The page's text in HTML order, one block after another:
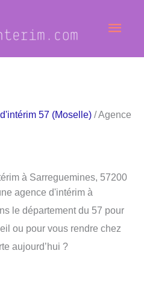
57 (Moselle) / Agence
à Sarreguemines, 57200
agence d'intérim à
le département du 57 pour
ou pour vous rendre chez
aujourd’hui ?